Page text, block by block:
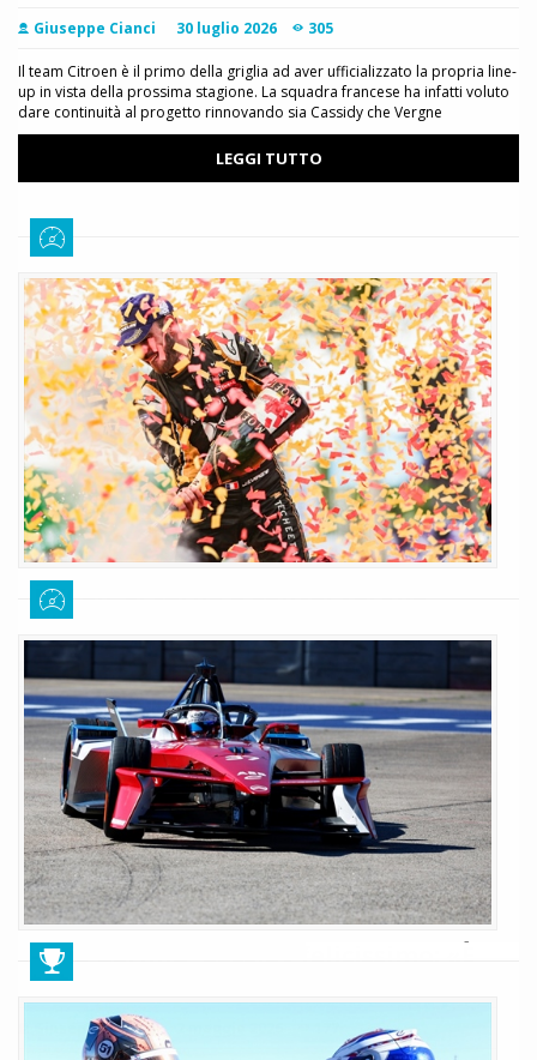
Giuseppe Cianci 30 luglio 2026 305
Il team Citroen è il primo della griglia ad aver ufficializzato la propria line-
up in vista della prossima stagione. La squadra francese ha infatti voluto
dare continuità al progetto rinnovando sia Cassidy che Vergne
LEGGI TUTTO
Citroen, si torna a Sanya: Vergne
ritrova il circuito del suo trionfo
Giuseppe Cianci 16 giugno 2026
Questo fine settimana la Formula E tornerà dopo sette anni sul circuito
cittadino di Sanya, proprio dove Vegne strappò agli avversari la vittoria.
Per Cassidy si tratterà invece del debutto sul tracciato cinese
LEGGI TUTTO
E-Prix Berlino, Cassidy felicissimo: «È
stata una gara fantastica oggi»
Giuseppe Cianci